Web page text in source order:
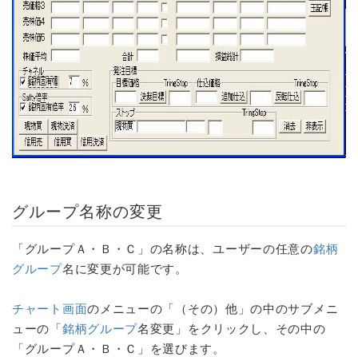
グループ名称の変更
「グループＡ・Ｂ・Ｃ」の名称は、ユーザーの任意の銘柄
グループ名に変更が可能です。
チャート画面のメニューの「（その）他」の中のサブメニ
ューの「銘柄グループ名変更」をクリックし、その中の
「グループＡ・Ｂ・Ｃ」を選びます。